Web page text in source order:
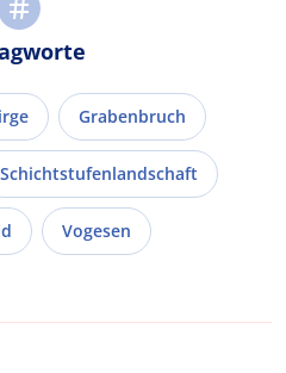
Grabenbruch
Schichtstufenlandschaft
Vogesen